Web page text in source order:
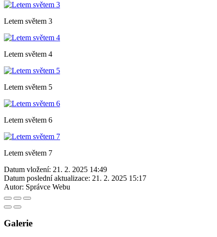
Letem světem 3
Letem světem 4
Letem světem 5
Letem světem 6
Letem světem 7
Datum vložení: 21. 2. 2025 14:49
Datum poslední aktualizace: 21. 2. 2025 15:17
Autor: Správce Webu
Galerie